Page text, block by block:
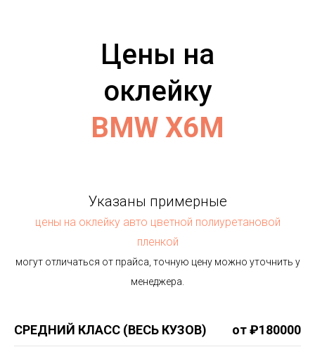
Цены на
оклейку
BMW X6M
Указаны примерные
цены на оклейку авто цветной полиуретановой
пленкой
могут отличаться от прайса, точную цену можно уточнить у
менеджера.
СРЕДНИЙ КЛАСС (ВЕСЬ КУЗОВ) от ₽180000